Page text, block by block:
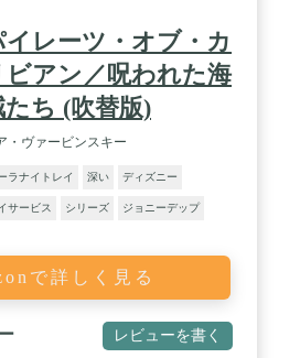
イレーツ・オブ・カ
ビアン／呪われた海
たち (吹替版)
・ヴァービンスキー
ラナイトレイ 深い ディズニー
サービス シリーズ ジョニーデップ
で詳しく見る
レビューを書く